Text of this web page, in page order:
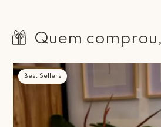
Quem
Best Sellers